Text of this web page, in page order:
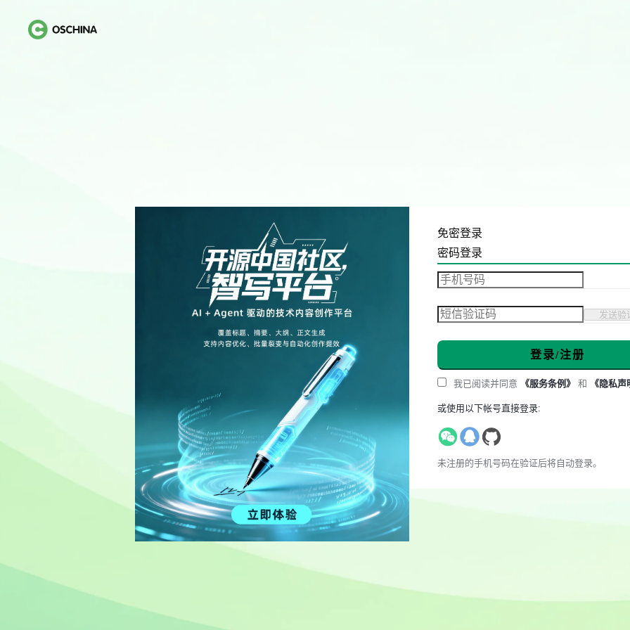
免密登录
密码登录
发送验
登录/注册
我已阅读并同意 《服务条例》 和 《隐私声
或使用以下帐号直接登录:
未注册的手机号码在验证后将自动登录。